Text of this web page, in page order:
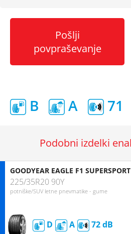
Pošlji
povpraševanje
B A 71
Podobni izdelki
GOODYEAR EAGLE F1 SUPERSPORT
225/35R20 90Y
potniške/SUV letne pnevmatike - gume
D A 72